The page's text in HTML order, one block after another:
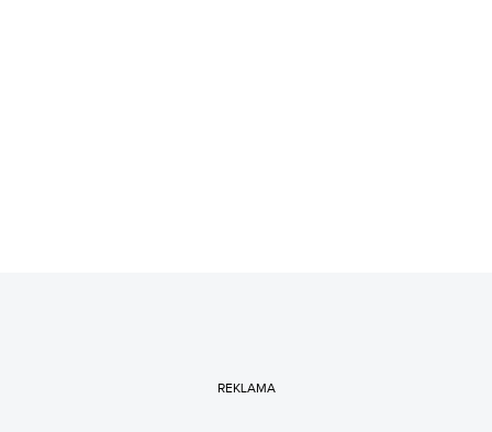
REKLAMA